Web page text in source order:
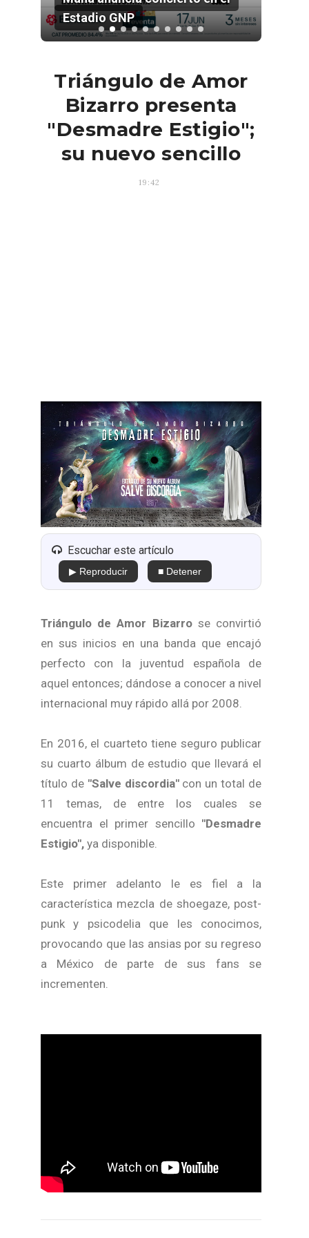
Estadio GNP
Triángulo de Amor
Bizarro presenta
"Desmadre Estigio";
su nuevo sencillo
19:42
Escuchar este artículo
▶ Reproducir ■ Detener
Triángulo de Amor Bizarrose convirtió
en sus inicios en una banda que encajó
perfecto con la juventud española de
aquel entonces; dándose a conocer a nivel
internacional muy rápido allá por 2008.
En 2016, el cuarteto tiene seguro publicar
su cuarto álbum de estudio que llevará el
título de "Salve discordia"con un total de
11 temas, de entre los cuales se
encuentra el primer sencillo "Desmadre
Estigio", ya disponible.
Este primer adelanto le es fiel a la
característica mezcla de shoegaze, post-
punk y psicodelia que les conocimos,
provocando que las ansias por su regreso
a México de parte de sus fans se
incrementen.